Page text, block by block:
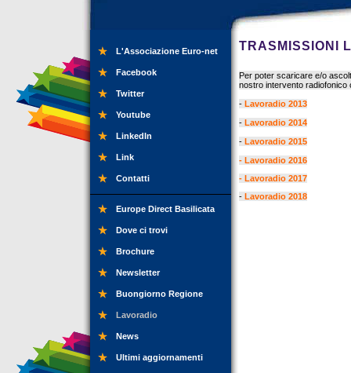
L'Associazione Euro-net
Facebook
Twitter
Youtube
LinkedIn
Link
Contatti
Europe Direct Basilicata
Dove ci trovi
Brochure
Newsletter
Buongiorno Regione
Lavoradio
News
Ultimi aggiornamenti
TRASMISSIONI
Per poter scaricare e/o
nostro intervento radiofonico
- Lavoradio 2013
- Lavoradio 2014
- Lavoradio 2015
- Lavoradio 2016
- Lavoradio 2017
- Lavoradio 2018